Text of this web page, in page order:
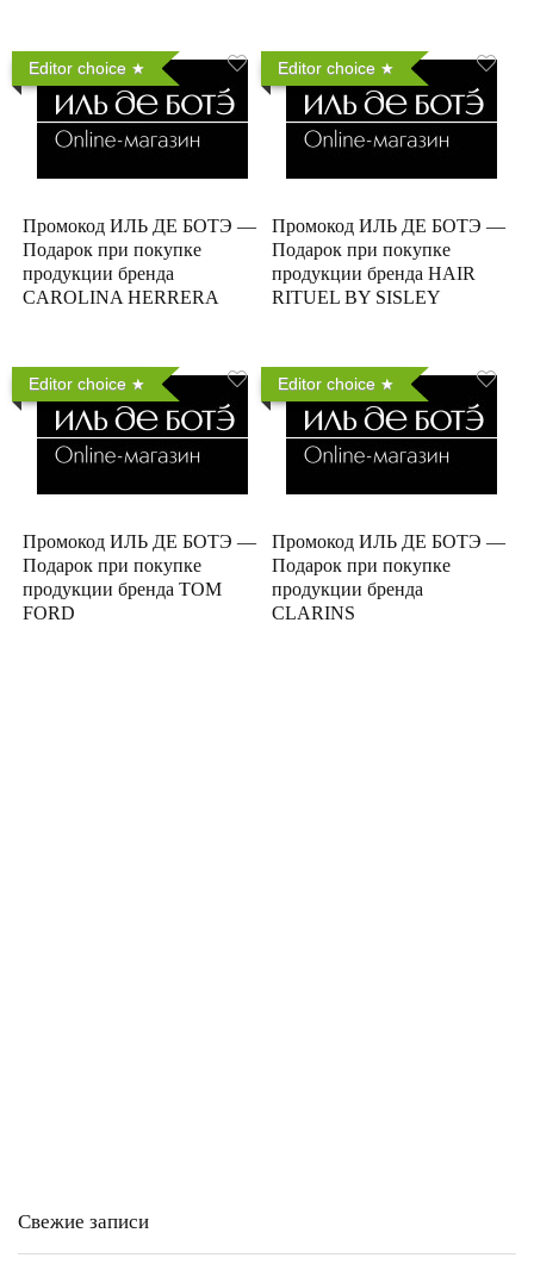
Editor choice
Промокод ИЛЬ ДЕ БОТЭ —
Подарок при покупке
продукции бренда
CAROLINA HERRERA
Editor choice
Промокод ИЛЬ ДЕ БОТЭ —
Подарок при покупке
продукции бренда HAIR
RITUEL BY SISLEY
Editor choice
Промокод ИЛЬ ДЕ БОТЭ —
Подарок при покупке
продукции бренда TOM
FORD
Editor choice
Промокод ИЛЬ ДЕ БОТЭ —
Подарок при покупке
продукции бренда
CLARINS
Свежие записи